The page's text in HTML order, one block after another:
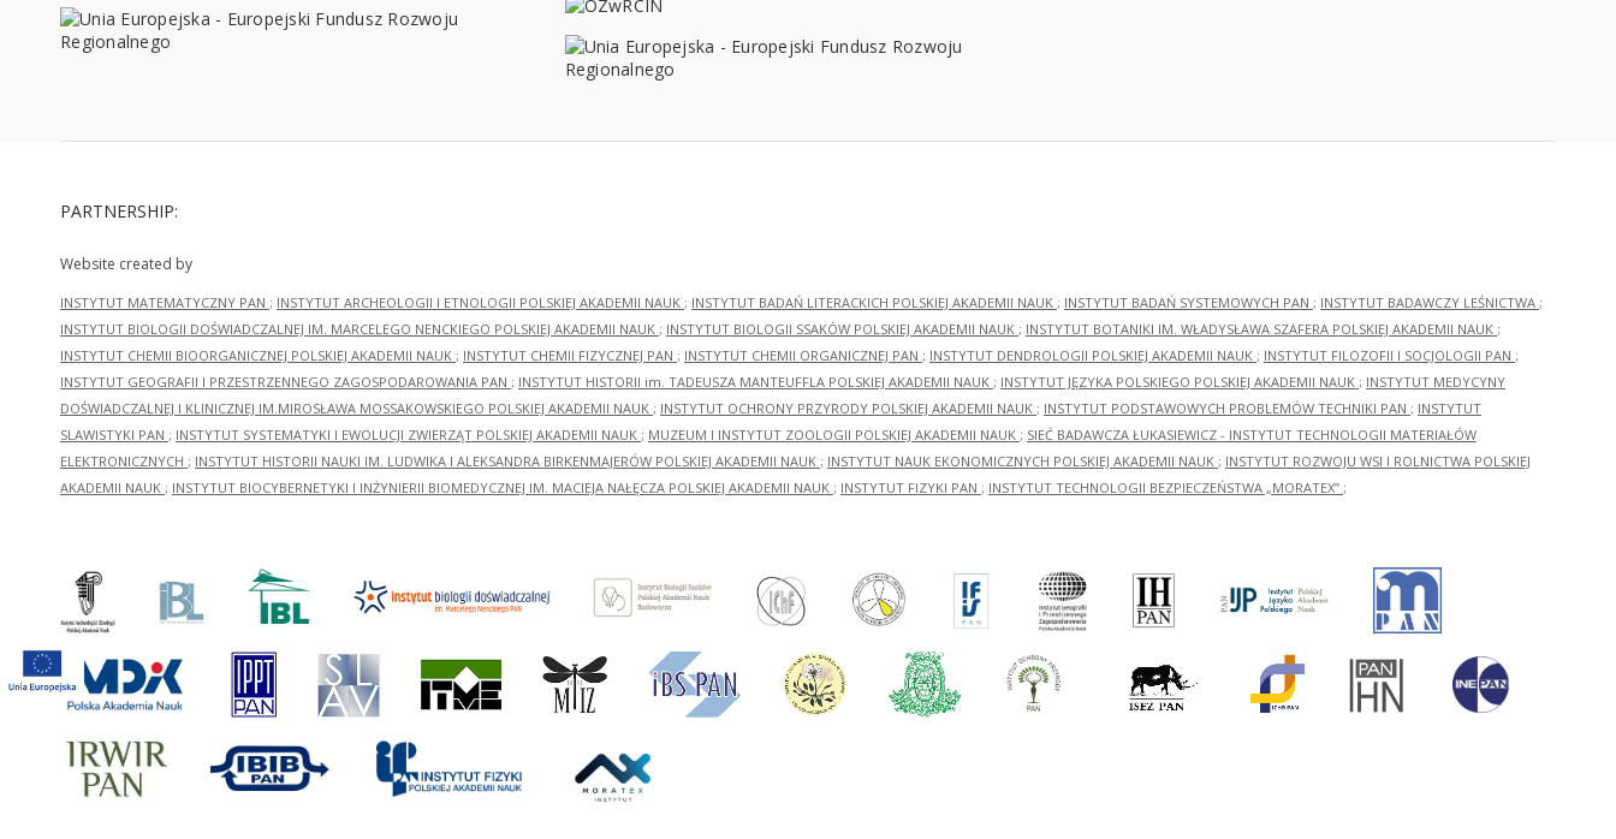
PARTNERSHIP:
Website created by
INSTYTUT MATEMATYCZNY PAN ; INSTYTUT ARCHEOLOGII I ETNOLOGII POLSKIEJ AKADEMII NAUK ; INSTYTUT BADAŃ LITERACKICH POLSKIEJ AKADEMII NAUK ; INSTYTUT BADAŃ SYSTEMOWYCH PAN ; INSTYTUT BADAWCZY LEŚNICTWA ;
INSTYTUT BIOLOGII DOŚWIADCZALNEJ IM. MARCELEGO NENCKIEGO POLSKIEJ AKADEMII NAUK ; INSTYTUT BIOLOGII SSAKÓW POLSKIEJ AKADEMII NAUK ; INSTYTUT BOTANIKI IM. WŁADYSŁAWA SZAFERA POLSKIEJ AKADEMII NAUK ;
INSTYTUT CHEMII BIOORGANICZNEJ POLSKIEJ AKADEMII NAUK ; INSTYTUT CHEMII FIZYCZNEJ PAN ; INSTYTUT CHEMII ORGANICZNEJ PAN ; INSTYTUT DENDROLOGII POLSKIEJ AKADEMII NAUK ; INSTYTUT FILOZOFII I SOCJOLOGII PAN ;
INSTYTUT GEOGRAFII I PRZESTRZENNEGO ZAGOSPODAROWANIA PAN ; INSTYTUT HISTORII im. TADEUSZA MANTEUFFLA POLSKIEJ AKADEMII NAUK ; INSTYTUT JĘZYKA POLSKIEGO POLSKIEJ AKADEMII NAUK ; INSTYTUT MEDYCYNY
DOŚWIADCZALNEJ I KLINICZNEJ IM.MIROSŁAWA MOSSAKOWSKIEGO POLSKIEJ AKADEMII NAUK ; INSTYTUT OCHRONY PRZYRODY POLSKIEJ AKADEMII NAUK ; INSTYTUT PODSTAWOWYCH PROBLEMÓW TECHNIKI PAN ; INSTYTUT
SLAWISTYKI PAN ; INSTYTUT SYSTEMATYKI I EWOLUCJI ZWIERZĄT POLSKIEJ AKADEMII NAUK ; MUZEUM I INSTYTUT ZOOLOGII POLSKIEJ AKADEMII NAUK ; SIEĆ BADAWCZA ŁUKASIEWICZ - INSTYTUT TECHNOLOGII MATERIAŁÓW
ELEKTRONICZNYCH ; INSTYTUT HISTORII NAUKI IM. LUDWIKA I ALEKSANDRA BIRKENMAJERÓW POLSKIEJ AKADEMII NAUK ; INSTYTUT NAUK EKONOMICZNYCH POLSKIEJ AKADEMII NAUK ; INSTYTUT ROZWOJU WSI I ROLNICTWA POLSKIEJ
AKADEMII NAUK ; INSTYTUT BIOCYBERNETYKI I INŻYNIERII BIOMEDYCZNEJ IM. MACIEJA NAŁĘCZA POLSKIEJ AKADEMII NAUK ; INSTYTUT FIZYKI PAN ; INSTYTUT TECHNOLOGII BEZPIECZEŃSTWA „MORATEX” ;